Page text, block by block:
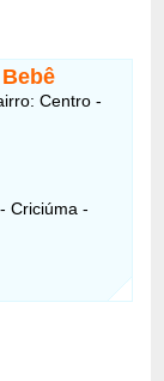
Centro -
Criciúma -